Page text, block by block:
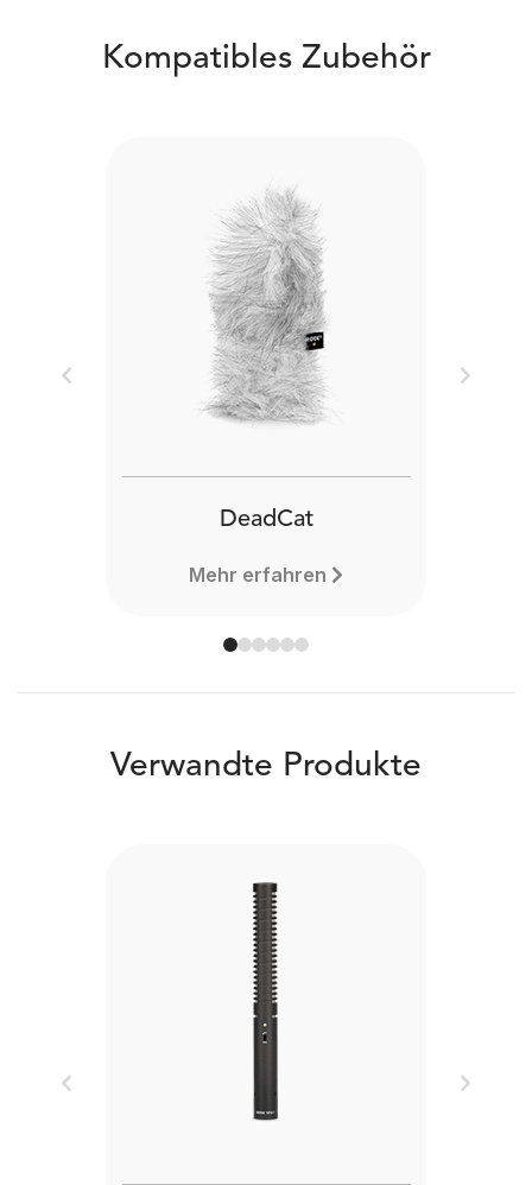
Kompatibles Zubehör
DeadCat
Mehr erfahren
Previous Next
Verwandte Produkte
Previous Next